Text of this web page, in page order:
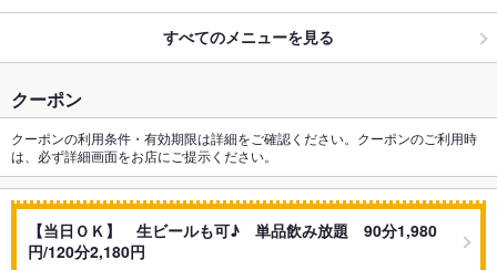
すべてのメニューを見る
クーポン
クーポンの利用条件・有効期限は詳細をご確認ください。クーポンのご利用時
は、必ず詳細画面をお店にご提示ください。
【当日ＯＫ】 生ビールも可♪ 単品飲み放題 90分1,980
円/120分2,180円